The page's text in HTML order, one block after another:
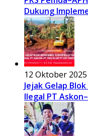
Dukung
12 Oktober 2025
Jejak Gelap
Ilegal PT